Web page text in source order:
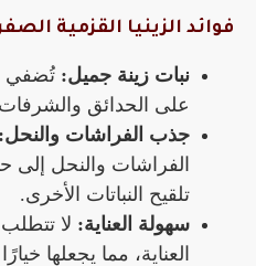
فوائد الزينيا القزمية
نبات زينة جميل: تُضفي
على الحدائق
جذب الفراشات والنحل:
الفراشات والنحل إلى
تلقيح النباتات الأخرى.
سهولة العناية: لا تتطلب
العناية، مما يجعلها